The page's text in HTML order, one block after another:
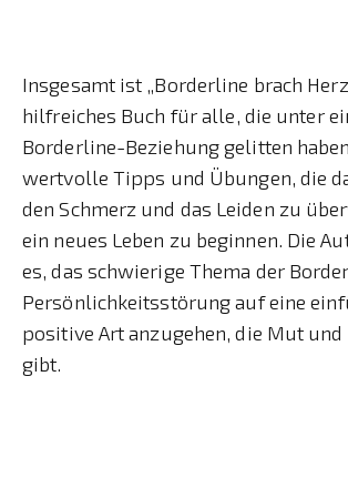
Insgesamt ist „Borderline brach
hilfreiches Buch für alle, die unter
Borderline-Beziehung gelitten
wertvolle Tipps und Übungen, die
den Schmerz und das Leiden zu
ein neues Leben zu beginnen. Die
es, das schwierige Thema der
Persönlichkeitsstörung auf eine
positive Art anzugehen, die Mut
gibt.